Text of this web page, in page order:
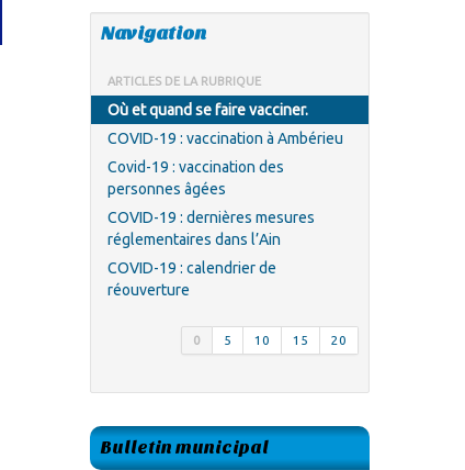
Navigation
ARTICLES DE LA RUBRIQUE
Où et quand se faire vacciner.
COVID-19 : vaccination à Ambérieu
Covid-19 : vaccination des
personnes âgées
COVID-19 : dernières mesures
réglementaires dans l’Ain
COVID-19 : calendrier de
réouverture
0 5 10 15 20
Bulletin municipal